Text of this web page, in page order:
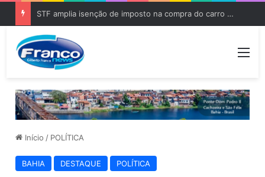
STF amplia isenção de imposto na compra do carro zero para PCD e pessoas com autismo
Início / POLÍTICA
BAHIA DESTAQUE POLÍTICA